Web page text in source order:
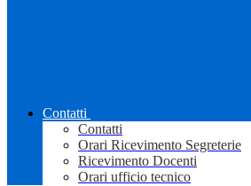
Contatti
Contatti
Orari Ricevimento Segreterie
Ricevimento Docenti
Orari ufficio tecnico